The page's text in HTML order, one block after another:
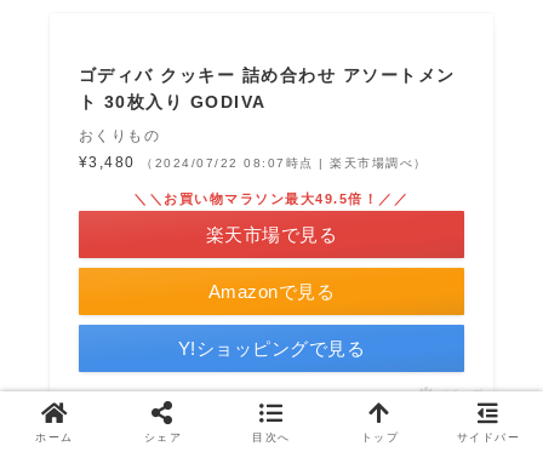
ゴディバ クッキー 詰め合わせ アソートメン
ト 30枚入り GODIVA
おくりもの
¥3,480
（2024/07/22 08:07時点 | 楽天市場調べ）
Amazonで見る
＼＼お買い物マラソン最大49.5倍！／／
楽天市場で見る
Y!ショッピングで見る
ポチップ
ホーム シェア 目次へ トップ サイドバー